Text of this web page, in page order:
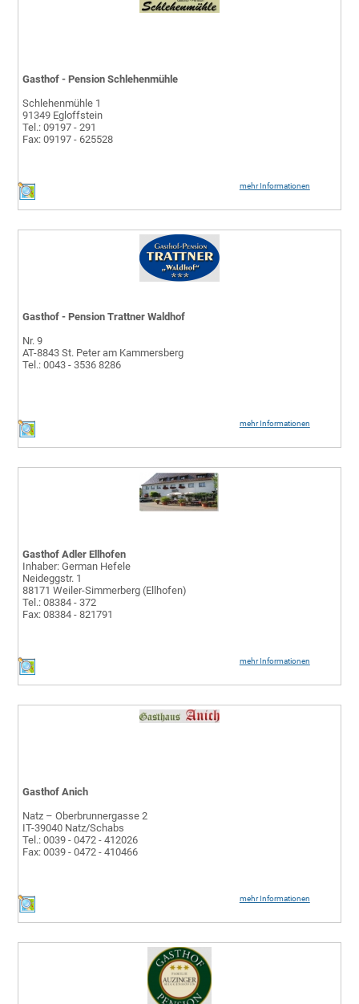
mehr Informationen
Gasthof - Pension Schlehenmühle
Schlehenmühle 1
91349 Egloffstein
Tel.: 09197 - 291
Fax: 09197 - 625528
mehr Informationen
Gasthof - Pension Trattner Waldhof
Nr. 9
AT-8843 St. Peter am Kammersberg
Tel.: 0043 - 3536 8286
mehr Informationen
Gasthof Adler Ellhofen
Inhaber: German Hefele
Neideggstr. 1
88171 Weiler-Simmerberg (Ellhofen)
Tel.: 08384 - 372
Fax: 08384 - 821791
mehr Informationen
Gasthof Anich
Natz – Oberbrunnergasse 2
IT-39040 Natz/Schabs
Tel.: 0039 - 0472 - 412026
Fax: 0039 - 0472 - 410466